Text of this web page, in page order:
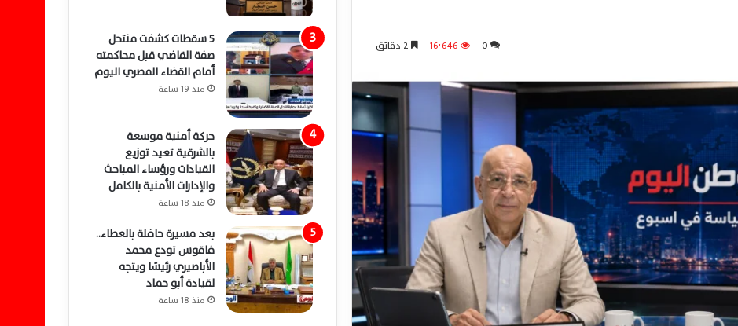
0 16٬646
5 سقطات كشفت منتحل
صفة القاضي قبل محاكمته
أمام القضاء المصري اليوم
منذ 19 ساعة
حركة أمنية موسعة
بالشرقية تعيد توزيع
القيادات ورؤساء المباحث
والإدارات الأمنية بالكامل
منذ 18 ساعة
بعد مسيرة حافلة بالعطاء..
فاقوس تودع محمد
الأباصيري رئيسًا ويتجه
لقيادة أبو حماد
منذ 18 ساعة